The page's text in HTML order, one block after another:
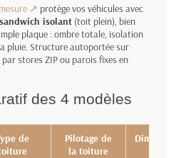
↗ protège vos véhicules avec
isolant (toit plein), bien
plaque : ombre totale, isolation
pluie. Structure autoportée sur
stores ZIP ou parois fixes en
des 4 modèles
de
Pilotage de
la toiture